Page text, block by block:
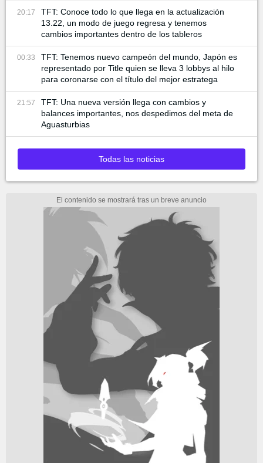
20:17
TFT: Conoce todo lo que llega en la actualización
13.22, un modo de juego regresa y tenemos
cambios importantes dentro de los tableros
00:33
TFT: Tenemos nuevo campeón del mundo, Japón es
representado por Title quien se lleva 3 lobbys al hilo
para coronarse con el título del mejor estratega
21:57
TFT: Una nueva versión llega con cambios y
balances importantes, nos despedimos del meta de
Aguasturbias
Todas las noticias